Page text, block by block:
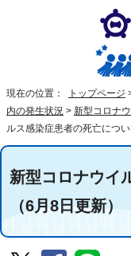
現在の位置： トップページ
内の発生状況 > 新型コロナ
ルス感染症患者の死亡につい
新型コロナウイ
（6月8日更新）